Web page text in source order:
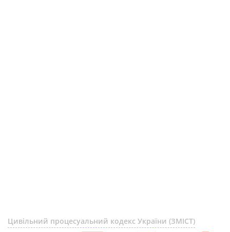
Цивільний процесуальний кодекс України (ЗМІСТ)